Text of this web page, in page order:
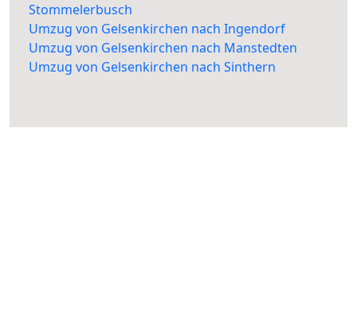
Stommelerbusch
Umzug von Gelsenkirchen nach Ingendorf
Umzug von Gelsenkirchen nach Manstedten
Umzug von Gelsenkirchen nach Sinthern